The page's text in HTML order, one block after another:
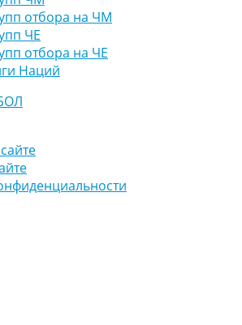
отбора на ЧМ
ЧЕ
отбора на ЧЕ
Наций